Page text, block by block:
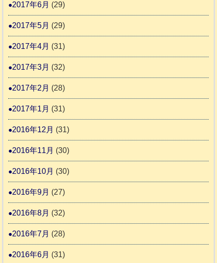
2017年6月 (29)
2017年5月 (29)
2017年4月 (31)
2017年3月 (32)
2017年2月 (28)
2017年1月 (31)
2016年12月 (31)
2016年11月 (30)
2016年10月 (30)
2016年9月 (27)
2016年8月 (32)
2016年7月 (28)
2016年6月 (31)